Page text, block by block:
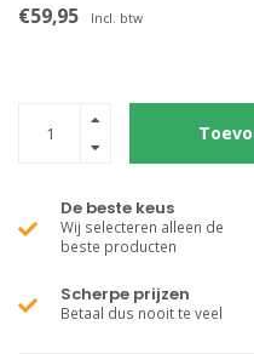
€59,95 Incl. btw
De beste keus
Wij selecteren alleen de
beste producten
Scherpe prijzen
Betaal dus nooit te veel